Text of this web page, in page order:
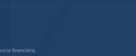
financiera.